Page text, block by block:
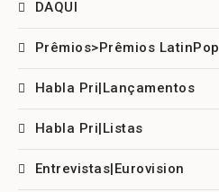
DAQUI
Prêmios>Prêmios LatinPop
Habla Pri|Lançamentos
Habla Pri|Listas
Entrevistas|Eurovision